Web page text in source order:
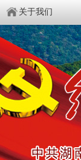
关于我们